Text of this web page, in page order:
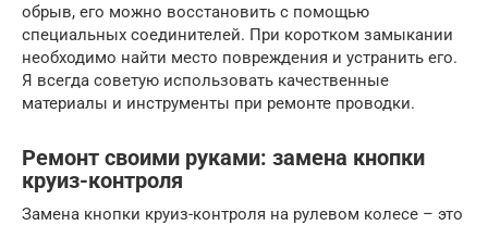
обрыв, его можно восстановить с помощью
специальных соединителей. При коротком замыкании
необходимо найти место повреждения и устранить его.
Я всегда советую использовать качественные
материалы и инструменты при ремонте проводки.
Ремонт своими руками: замена кнопки
круиз-контроля
Замена кнопки круиз-контроля на рулевом колесе – это